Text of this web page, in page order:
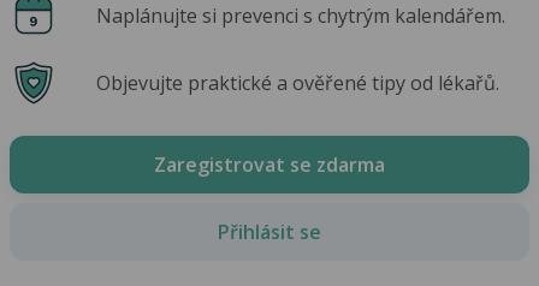
Naplánujte si prevenci s chytrým kalendářem.
Objevujte praktické a ověřené tipy od lékařů.
Zaregistrovat se zdarma
Přihlásit se